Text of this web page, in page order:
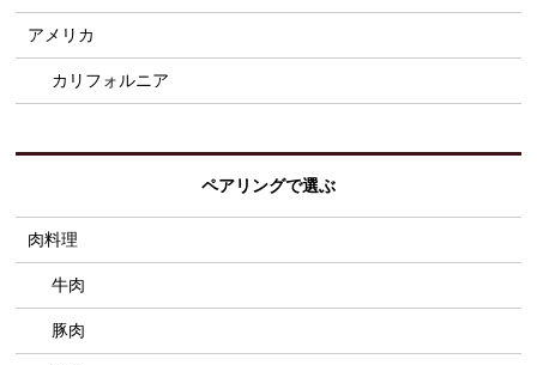
アメリカ
カリフォルニア
ペアリングで選ぶ
肉料理
牛肉
豚肉